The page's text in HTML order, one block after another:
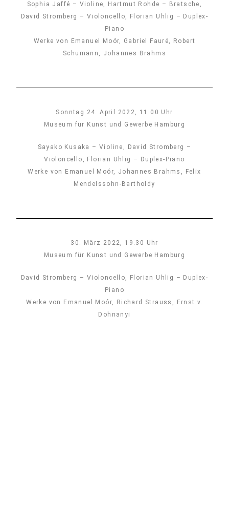
Sophia Jaffé – Violine, Hartmut Rohde – Bratsche,
David Stromberg – Violoncello, Florian Uhlig – Duplex-
Piano
Werke von Emanuel Moór, Gabriel Fauré, Robert
Schumann, Johannes Brahms
Sonntag 24. April 2022, 11.00 Uhr
Museum für Kunst und Gewerbe Hamburg
Sayako Kusaka – Violine, David Stromberg –
Violoncello, Florian Uhlig – Duplex-Piano
Werke von Emanuel Moór, Johannes Brahms, Felix
Mendelssohn-Bartholdy
30. März 2022, 19.30 Uhr
Museum für Kunst und Gewerbe Hamburg
David Stromberg – Violoncello, Florian Uhlig – Duplex-
Piano
Werke von Emanuel Moór, Richard Strauss, Ernst v.
Dohnanyi